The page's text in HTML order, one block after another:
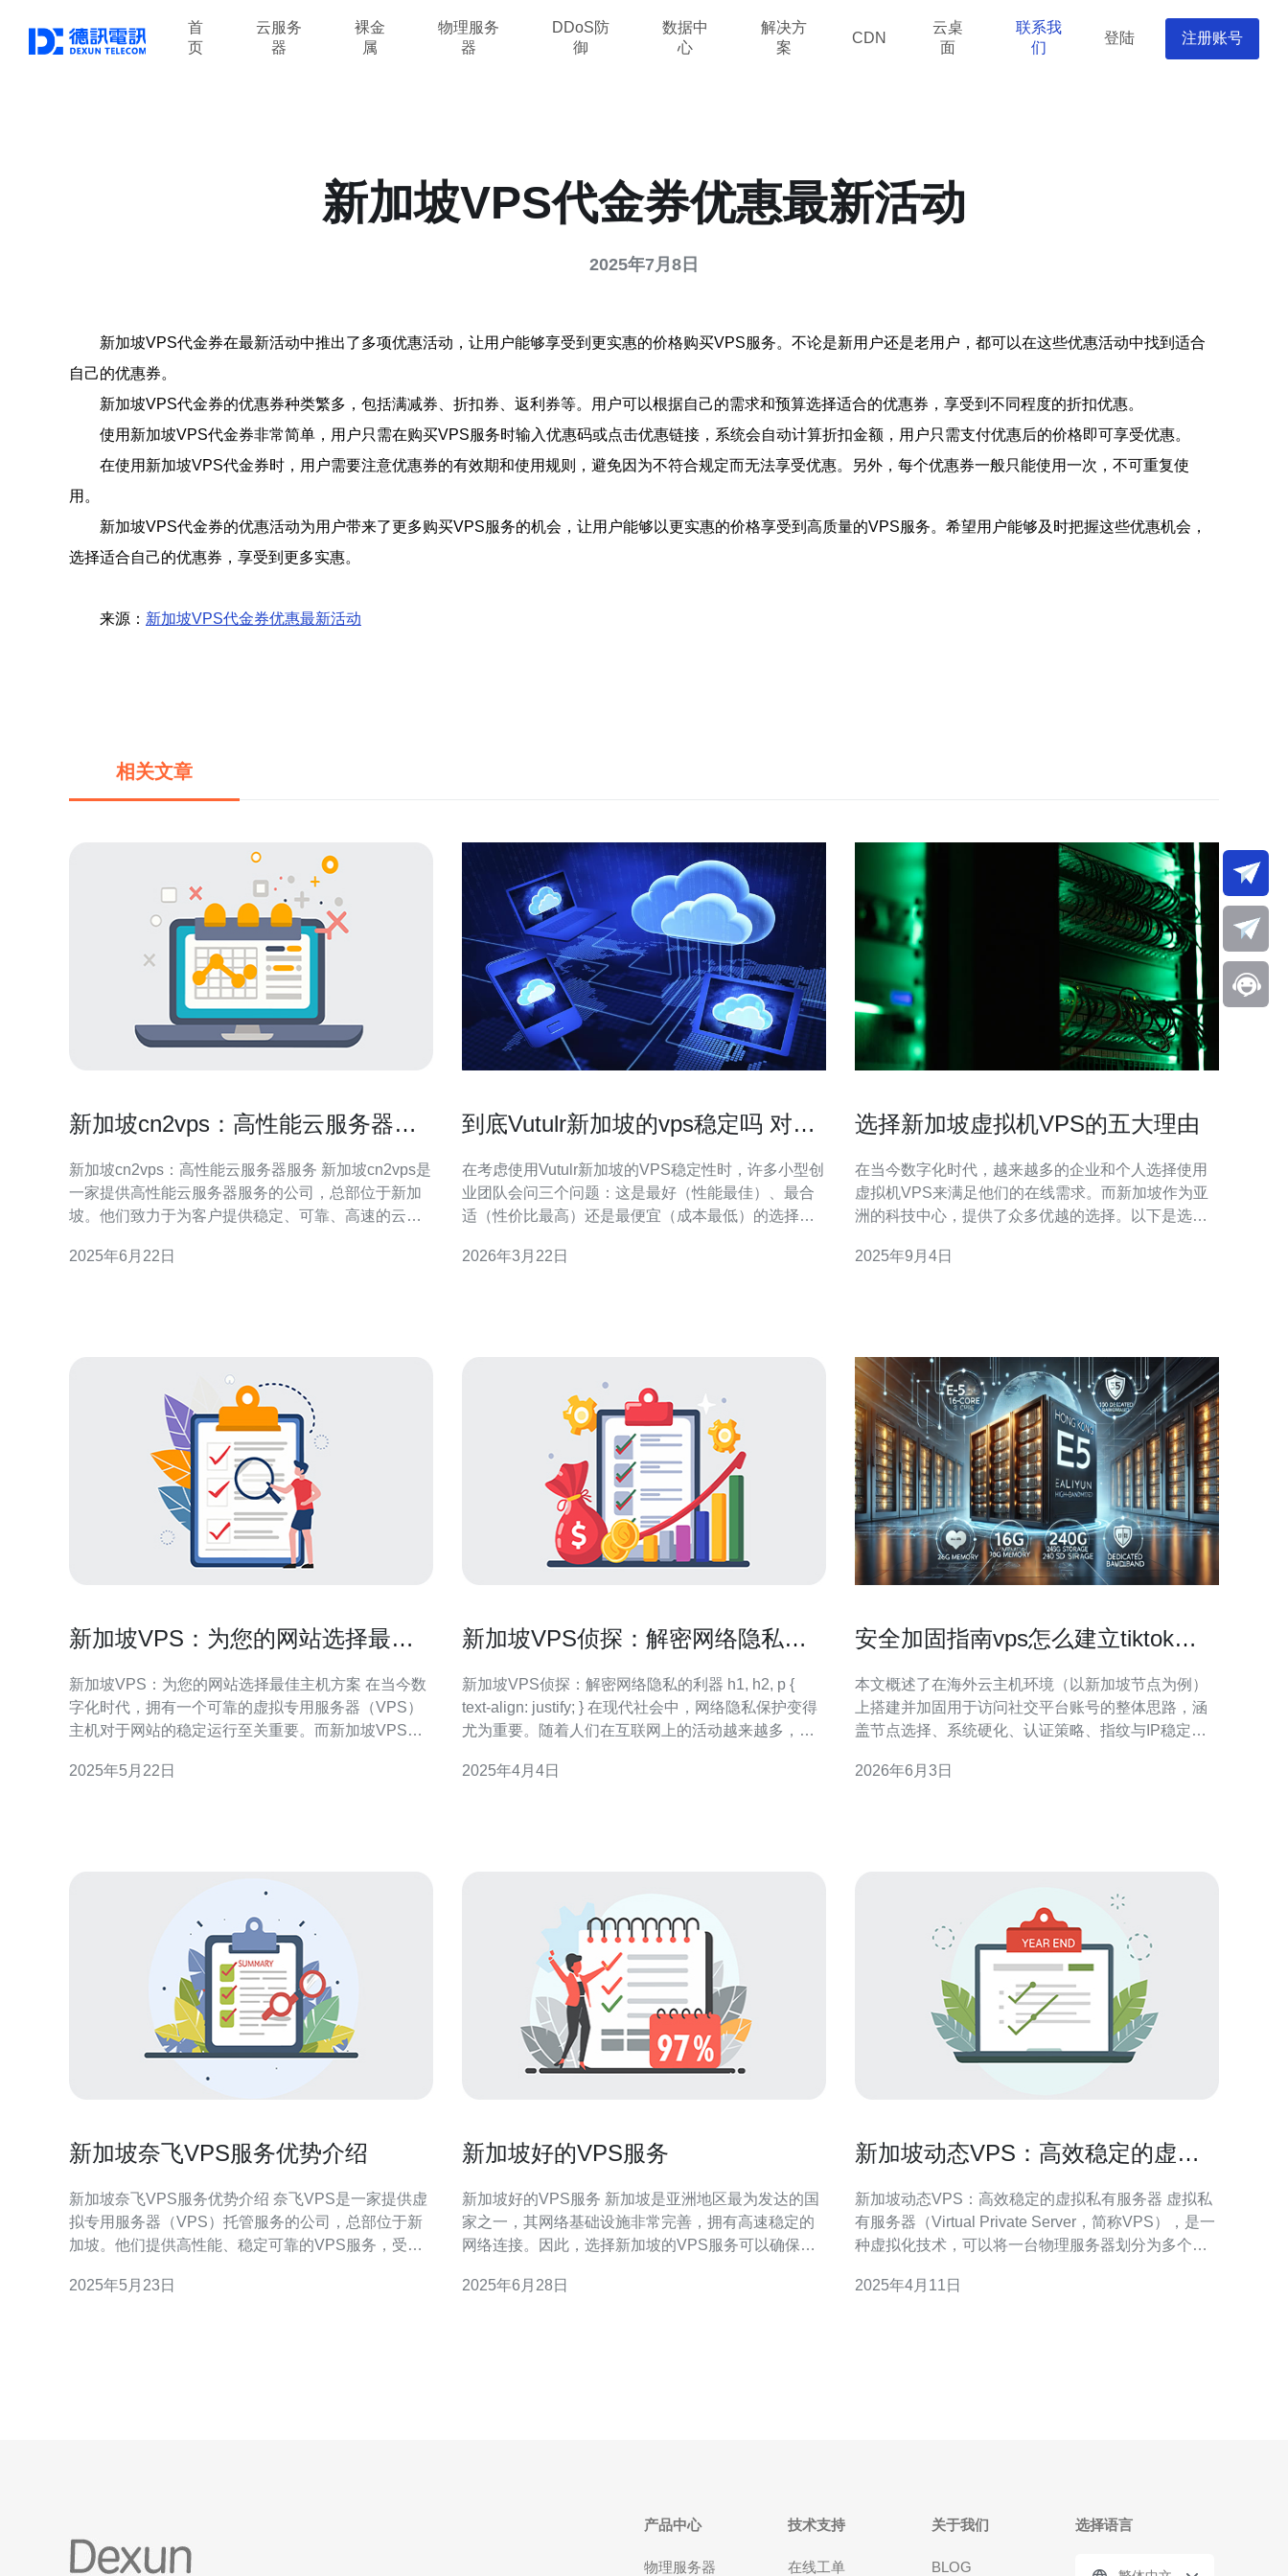
首
页
云服务
器
裸金
属
物理服务
器
DDoS防
御
数据中
心
解决方
案
CDN
云桌
面
联系我
们
登陆 注册账号
新加坡VPS代金券优惠最新活动
2025年7月8日
新加坡VPS代金券在最新活动中推出了多项优惠活动，让用户能够享受到更实惠的价格购买VPS服务。不论是新用户还是老用户，都可以在这些优惠活动中找到适合
自己的优惠券。
新加坡VPS代金券的优惠券种类繁多，包括满减券、折扣券、返利券等。用户可以根据自己的需求和预算选择适合的优惠券，享受到不同程度的折扣优惠。
使用新加坡VPS代金券非常简单，用户只需在购买VPS服务时输入优惠码或点击优惠链接，系统会自动计算折扣金额，用户只需支付优惠后的价格即可享受优惠。
在使用新加坡VPS代金券时，用户需要注意优惠券的有效期和使用规则，避免因为不符合规定而无法享受优惠。另外，每个优惠券一般只能使用一次，不可重复使
用。
新加坡VPS代金券的优惠活动为用户带来了更多购买VPS服务的机会，让用户能够以更实惠的价格享受到高质量的VPS服务。希望用户能够及时把握这些优惠机会，
选择适合自己的优惠券，享受到更多实惠。
来源： 新加坡VPS代金券优惠最新活动
相关文章
新加坡cn2vps：高性能云服务器服
新加坡cn2vps：高性能云服务器服务 新加坡cn2vps是
一家提供高性能云服务器服务的公司，总部位于新加
坡。他们致力于为客户提供稳定、可靠、高速的云服
有先进的数据中心设施和强大的技术团队，确保用户
2025年6月22日
到底Vutulr新加坡的vps稳定吗 对小
在考虑使用Vutulr新加坡的VPS稳定性时，许多小型创
业团队会问三个问题：这是最好（性能最佳）、最合
适（性价比最高）还是最便宜（成本最低）的选择？
维支援和价格等维度做详尽评测，帮助你判断Vutulr新
2026年3月22日
选择新加坡虚拟机VPS的五大理由
在当今数字化时代，越来越多的企业和个人选择使用
虚拟机VPS来满足他们的在线需求。而新加坡作为亚
洲的科技中心，提供了众多优越的选择。以下是选择
在线商店还是个人博客，选择合适的VPS至关重要。
2025年9月4日
新加坡VPS：为您的网站选择最佳
新加坡VPS：为您的网站选择最佳主机方案 在当今数
字化时代，拥有一个可靠的虚拟专用服务器（VPS）
主机对于网站的稳定运行至关重要。而新加坡VPS作
靠性，还可以为您的网站带来更快的响应速度和更好
2025年5月22日
新加坡VPS侦探：解密网络隐私的
新加坡VPS侦探：解密网络隐私的利器 h1, h2, p {
text-align: justify; } 在现代社会中，网络隐私保护变得
尤为重要。随着人们在互联网上的活动越来越多，我
2025年4月4日
安全加固指南vps怎么建立tiktok新
本文概述了在海外云主机环境（以新加坡节点为例）
上搭建并加固用于访问社交平台账号的整体思路，涵
盖节点选择、系统硬化、认证策略、指纹与IP稳定、
登录的风险与提升可审计性。 选择节点时优先考虑延
2026年6月3日
新加坡奈飞VPS服务优势介绍
新加坡奈飞VPS服务优势介绍 奈飞VPS是一家提供虚
拟专用服务器（VPS）托管服务的公司，总部位于新
加坡。他们提供高性能、稳定可靠的VPS服务，受到
优势。 新加坡奈飞VPS采用先进的服务器设备，保证
2025年5月23日
新加坡好的VPS服务
新加坡好的VPS服务 新加坡是亚洲地区最为发达的国
家之一，其网络基础设施非常完善，拥有高速稳定的
网络连接。因此，选择新加坡的VPS服务可以确保用
VPS服务有着诸多优势，比如： 稳定的网络连接：新
2025年6月28日
新加坡动态VPS：高效稳定的虚拟
新加坡动态VPS：高效稳定的虚拟私有服务器 虚拟私
有服务器（Virtual Private Server，简称VPS），是一
种虚拟化技术，可以将一台物理服务器划分为多个独
系统和资源。 新加坡动态VPS是一种高效稳定的虚拟
2025年4月11日
产品中心
物理服务器
技术支持
在线工单
关于我们
BLOG
选择语言